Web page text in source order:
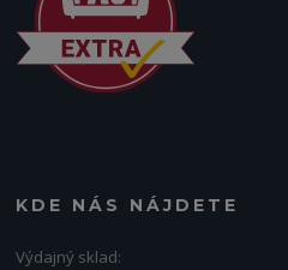
KDE NÁS NÁJDETE
Výdajný sklad: